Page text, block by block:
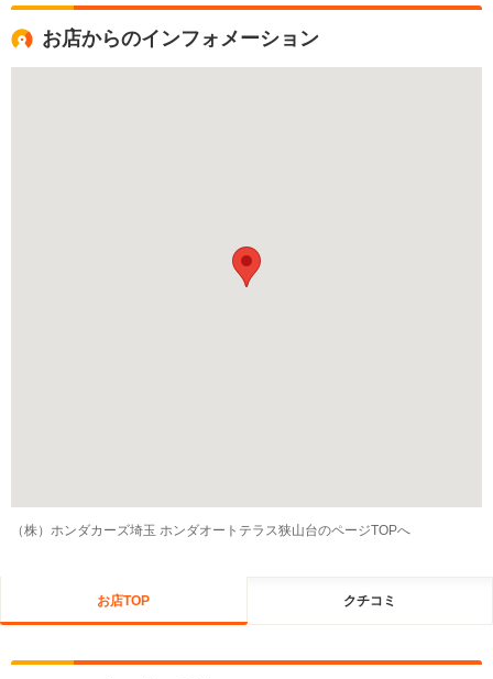
お店からのインフォメーション
（株）ホンダカーズ埼玉 ホンダオートテラス狭山台のページTOPへ
お店TOP クチコミ